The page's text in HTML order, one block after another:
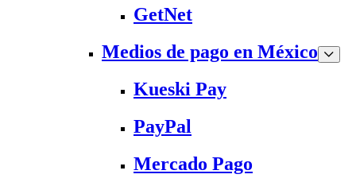
GetNet
Medios de pago en México
Kueski Pay
PayPal
Mercado Pago